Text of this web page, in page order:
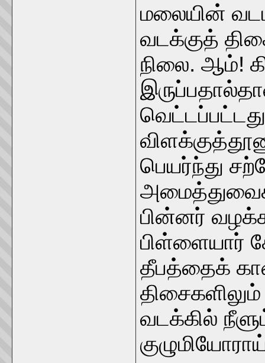
மலையின்
வடக்குத்
நிலை. ஆம்!
பெயர்ந்து
பின்னர்
பிள்ளையார்
தீபத்தைக்
வடக்கில்